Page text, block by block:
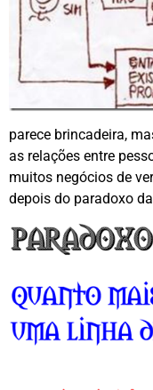
parece brincadeira,
as relações entre
muitos negócios de
depois do paradoxo